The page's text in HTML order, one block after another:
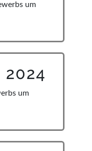
um
2024
um